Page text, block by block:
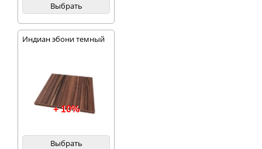
Выбрать
Индиан эбони темный
+ 10%
Выбрать